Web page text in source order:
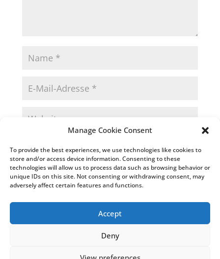
Manage Cookie Consent
To provide the best experiences, we use technologies like cookies to
store and/or access device information. Consenting to these
technologies will allow us to process data such as browsing behavior or
unique IDs on this site. Not consenting or withdrawing consent, may
adversely affect certain features and functions.
Accept
Deny
Browser für meinen nächsten Kommentar speichern.
© Weiss Chemie + Technik GmbH & Co. KG